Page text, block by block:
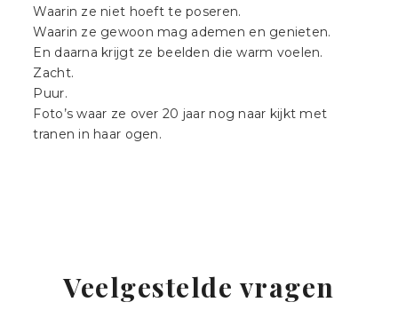
Waarin ze niet hoeft te poseren.
Waarin ze gewoon mag ademen en genieten.
En daarna krijgt ze beelden die warm voelen.
Zacht.
Puur.
Foto’s waar ze over 20 jaar nog naar kijkt met
tranen in haar ogen.
Veelgestelde vragen